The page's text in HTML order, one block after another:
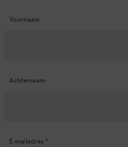
Voornaam
Achternaam
E-mailadres *